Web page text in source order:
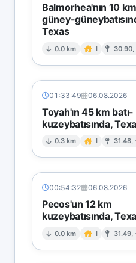
Balmorhea'nın 10 km
güney-
Texas
0.0 km I 30.90,
01:33:49 06.08.2026
Toyah'ın 45 km batı-
kuzeybatısında,
0.3 km I 31.48,
00:54:32 06.08.2026
Pecos'un 12 km
kuzeybatısında,
0.0 km I 31.49,